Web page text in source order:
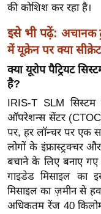
सा
हि
त्य
ज
ग
त
ऑ
टो
व
र्ल्ड
न्यू
ज
ब्री
की कोशिश कर रहा है।
इसे भी पढ़ें: अचानक
में यूक्रेन पर क्या
क्या यूरोप पैट्रियट
है?
IRIS-T SLM
ऑपरेशन्स सेंटर
पर, हर लॉन्चर पर एक
लोगों के इंफ्रास्ट्रक्चर
बचाने के लिए बनाए
गाइडेड मिसाइल का
मिसाइल का ज़मीन से
अधिकतम रेंज 40